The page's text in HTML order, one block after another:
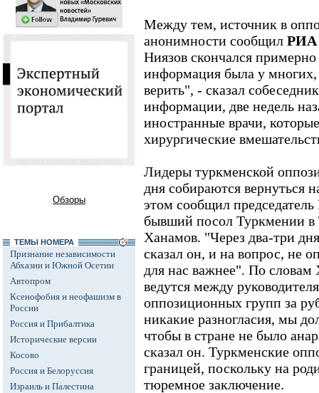
Обзоры
ТЕМЫ НОМЕРА
Признание независимости
Абхазии и Южной Осетии
Автопром
Ксенофобия и неофашизм в
России
Россия и Прибалтика
Исторические версии
Косово
Россия и Белоруссия
Израиль и Палестина
Между тем, источник в
анонимности сообщил
Ниязов скончался
информация была у многих,
верить", - сказал
информации, две недель
иностранные врачи,
хирургические
Лидеры туркменской
дня собираются вернуться
этом сообщил
бывший посол Туркмении
Ханамов. "Через два-три
сказал он, и на вопрос, не
для нас важнее". По словам
ведутся между
оппозиционных групп за
никакие разногласия, мы
чтобы в стране не было
сказал он. Туркменские
границей, поскольку на
тюремное заключение.